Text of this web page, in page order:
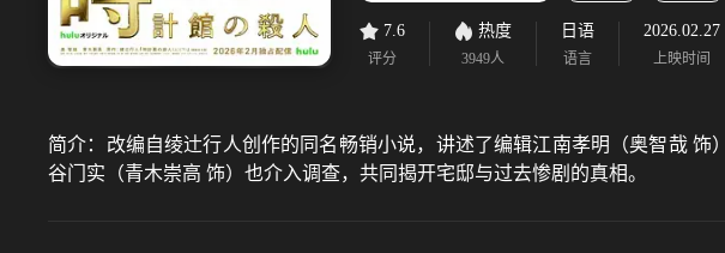
7.6
评分
热度
3949人
日语
语言
2026.02.27
上映时间
简介： 改编自绫辻行人创作的同名畅销小说，讲述了编辑江南孝明（奥智哉
谷门实（青木崇高 饰）也介入调查，共同揭开宅邸与过去惨剧的真相。